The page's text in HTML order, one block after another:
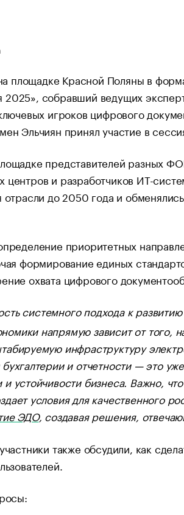
площадке Красной Поляны в
собравший ведущих
игроков цифрового
Эльчиян принял участие в
представителей разных
и разработчиков ИТ-
отрасли до 2050 года и
приоритетных
формирование единых
охвата цифрового
системного подхода к
напрямую зависит от того,
инфраструктуру
и отчетности — это
устойчивости бизнеса. Важно,
условия для качественного
ЭДО, создавая решения,
также обсудили, как